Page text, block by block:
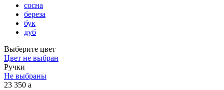
сосна
береза
бук
дуб
Выберите цвет
Цвет не выбран
Ручки
Не выбраны
23 350 a